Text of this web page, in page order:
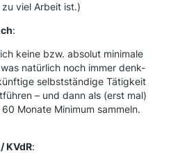
viel Arbeit ist.)
:
keine bzw. absolut minimale
natürlich noch immer denk-
selbstständige Tätigkeit
– und dann als (erst mal)
Monate Minimum sammeln.
KVdR: